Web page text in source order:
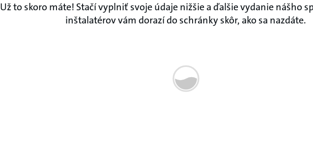
Už to skoro máte! Stačí vyplniť svoje údaje nižšie a ďalšie vydanie nášho
inštalatérov vám dorazí do schránky skôr, ako sa nazdáte.